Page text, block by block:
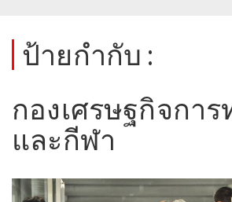
ป้ายกำกับ :
กองเศรษฐกิจการ
และกีฬา